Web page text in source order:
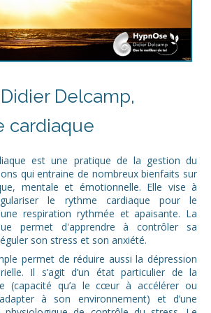
Delcamp,
cardiaque
est une pratique de la gestion du
qui entraine de nombreux bienfaits sur
mentale et émotionnelle. Elle vise à
le rythme cardiaque pour le
respiration rythmée et apaisante. La
permet d'apprendre à contrôler sa
son stress et son anxiété.
permet de réduire aussi la dépression
Il s’agit d’un état particulier de la
(capacité qu’a le cœur à accélérer ou
à son environnement) et d’une